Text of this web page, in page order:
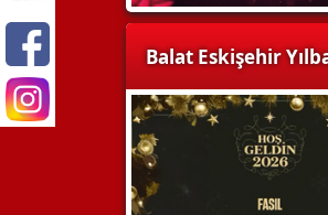
Balat Eskişehir